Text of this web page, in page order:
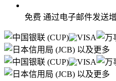
免费 通过电子邮件发送
以及更多
以及更多